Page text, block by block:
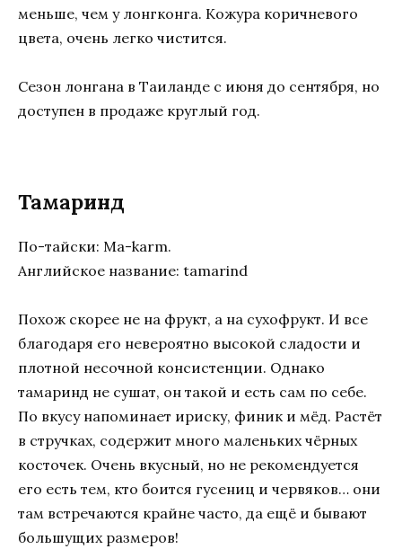
меньше, чем у лонгконга. Кожура коричневого
цвета, очень легко чистится.
Сезон лонгана в Таиланде с июня до сентября, но
доступен в продаже круглый год.
Тамаринд
По-тайски: Ma-karm.
Английское название: tamarind
Похож скорее не на фрукт, а на сухофрукт. И все
благодаря его невероятно высокой сладости и
плотной несочной консистенции. Однако
тамаринд не сушат, он такой и есть сам по себе.
По вкусу напоминает ириску, финик и мёд. Растёт
в стручках, содержит много маленьких чёрных
косточек. Очень вкусный, но не рекомендуется
его есть тем, кто боится гусениц и червяков… они
там встречаются крайне часто, да ещё и бывают
большущих размеров!